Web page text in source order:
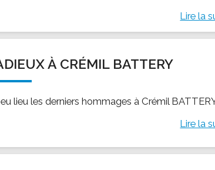
Lire la
À CRÉMIL BATTERY
lieu les derniers hommages à Crémil
Lire la